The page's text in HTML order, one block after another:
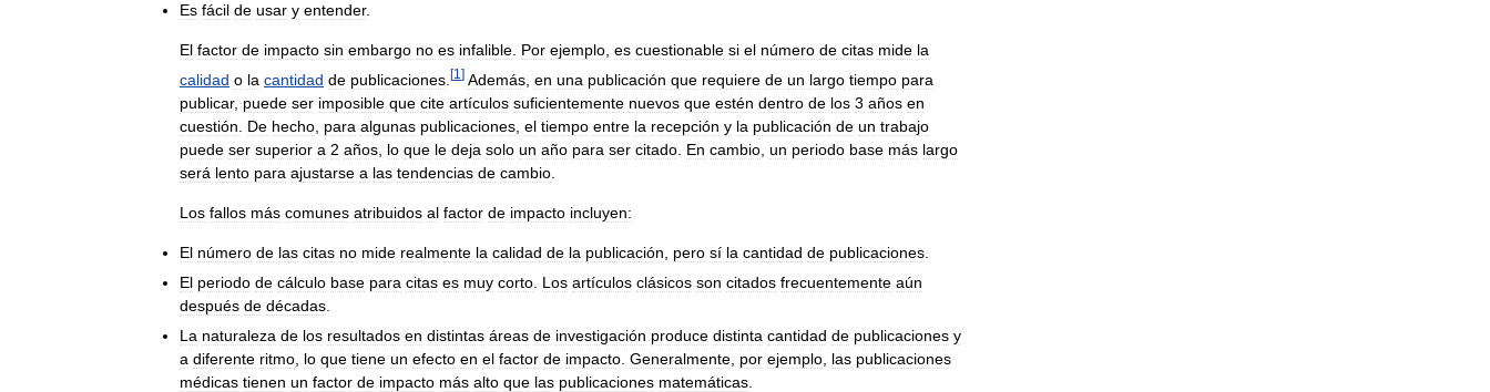
Es fácil de usar y entender.
El factor de impacto sin embargo no es infalible Por ejemplo es cuestionable si el número de citas mide la
calidad o la cantidad de publicaciones [1 ] Además en una publicación que requiere de un largo tiempo para
publicar, puede ser imposible que cite artículos suficientemente nuevos que estén dentro de los 3 años en
cuestión
De hecho para algunas publicaciones el tiempo entre la recepción y la publicación de un trabajo
puede ser superior a 2 años lo que le deja solo un año para ser citado En cambio un periodo base más largo
será lento para ajustarse a las tendencias de cambio
Los fallos más comunes atribuidos al factor de impacto incluyen:
El número de las citas no mide realmente la calidad de la publicación pero sí la cantidad de publicaciones
El periodo de cálculo base para citas es muy corto Los artículos clásicos son citados frecuentemente aún
después de décadas
La naturaleza de los resultados en distintas áreas de investigación produce distinta cantidad de publicaciones y
a diferente ritmo lo que tiene un efecto en el factor de impacto Generalmente por ejemplo las publicaciones
médicas tienen un factor de impacto más alto que las publicaciones matemáticas